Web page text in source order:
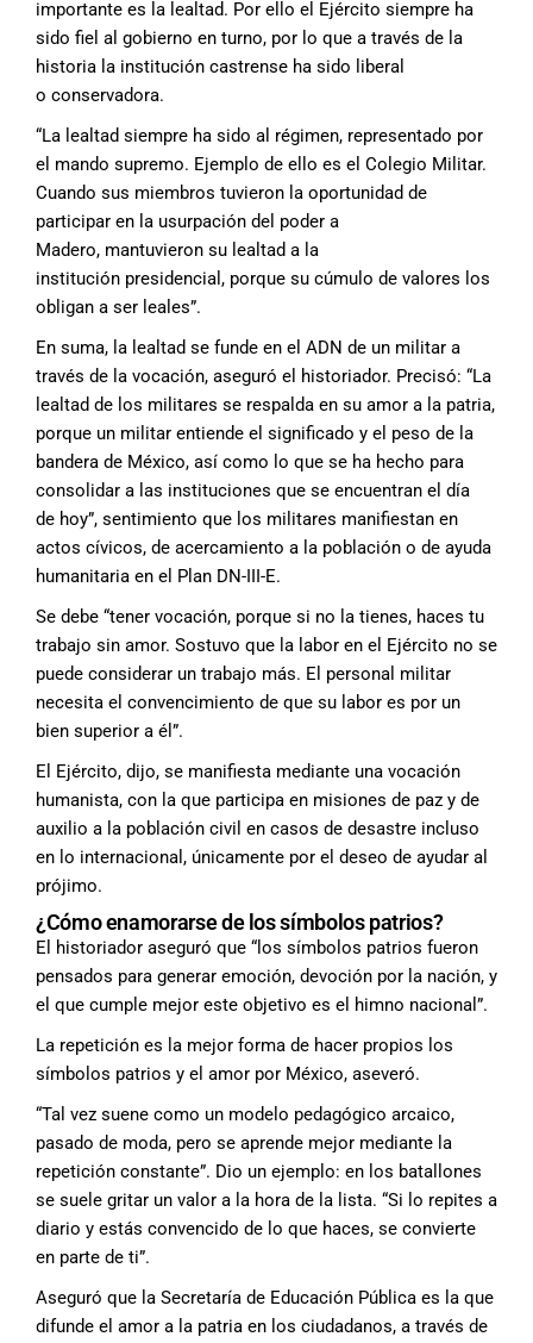
importante es la lealtad. Por ello el Ejército siempre ha
sido fiel al gobierno en turno, por lo que a través de la
historia la institución castrense ha sido liberal
o conservadora.
“La lealtad siempre ha sido al régimen, representado por
el mando supremo. Ejemplo de ello es el Colegio Militar.
Cuando sus miembros tuvieron la oportunidad de
participar en la usurpación del poder a
Madero, mantuvieron su lealtad a la
institución presidencial, porque su cúmulo de valores los
obligan a ser leales”.
En suma, la lealtad se funde en el ADN de un militar a
través de la vocación, aseguró el historiador. Precisó: “La
lealtad de los militares se respalda en su amor a la patria,
porque un militar entiende el significado y el peso de la
bandera de México, así como lo que se ha hecho para
consolidar a las instituciones que se encuentran el día
de hoy”, sentimiento que los militares manifiestan en
actos cívicos, de acercamiento a la población o de ayuda
humanitaria en el Plan DN-III-E.
Se debe “tener vocación, porque si no la tienes, haces tu
trabajo sin amor. Sostuvo que la labor en el Ejército no se
puede considerar un trabajo más. El personal militar
necesita el convencimiento de que su labor es por un
bien superior a él”.
El Ejército, dijo, se manifiesta mediante una vocación
humanista, con la que participa en misiones de paz y de
auxilio a la población civil en casos de desastre incluso
en lo internacional, únicamente por el deseo de ayudar al
prójimo.
¿Cómo enamorarse de los símbolos patrios?
El historiador aseguró que “los símbolos patrios fueron
pensados para generar emoción, devoción por la nación, y
el que cumple mejor este objetivo es el himno nacional”.
La repetición es la mejor forma de hacer propios los
símbolos patrios y el amor por México, aseveró.
“Tal vez suene como un modelo pedagógico arcaico,
pasado de moda, pero se aprende mejor mediante la
repetición constante”. Dio un ejemplo: en los batallones
se suele gritar un valor a la hora de la lista. “Si lo repites a
diario y estás convencido de lo que haces, se convierte
en parte de ti”.
Aseguró que la Secretaría de Educación Pública es la que
difunde el amor a la patria en los ciudadanos, a través de